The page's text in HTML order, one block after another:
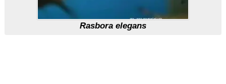
Rasbora elegans